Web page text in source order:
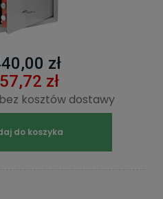
zł
zł
kosztów dostawy
do koszyka